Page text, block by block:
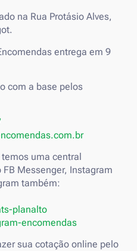
na Rua Protásio Alves,
entrega em 9
com a base pelos
uma central
Messenger, Instagram
também:
planalto
encomendas
sua cotação online pelo